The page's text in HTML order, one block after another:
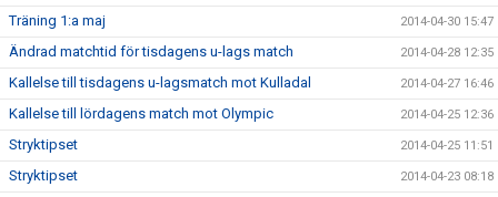
Träning 1:a maj 2014-04-30 15:47
Ändrad matchtid för tisdagens u-lags match 2014-04-28 12:35
Kallelse till tisdagens u-lagsmatch mot Kulladal 2014-04-27 16:46
Kallelse till lördagens match mot Olympic 2014-04-25 12:36
Stryktipset 2014-04-25 11:51
Stryktipset 2014-04-23 08:18